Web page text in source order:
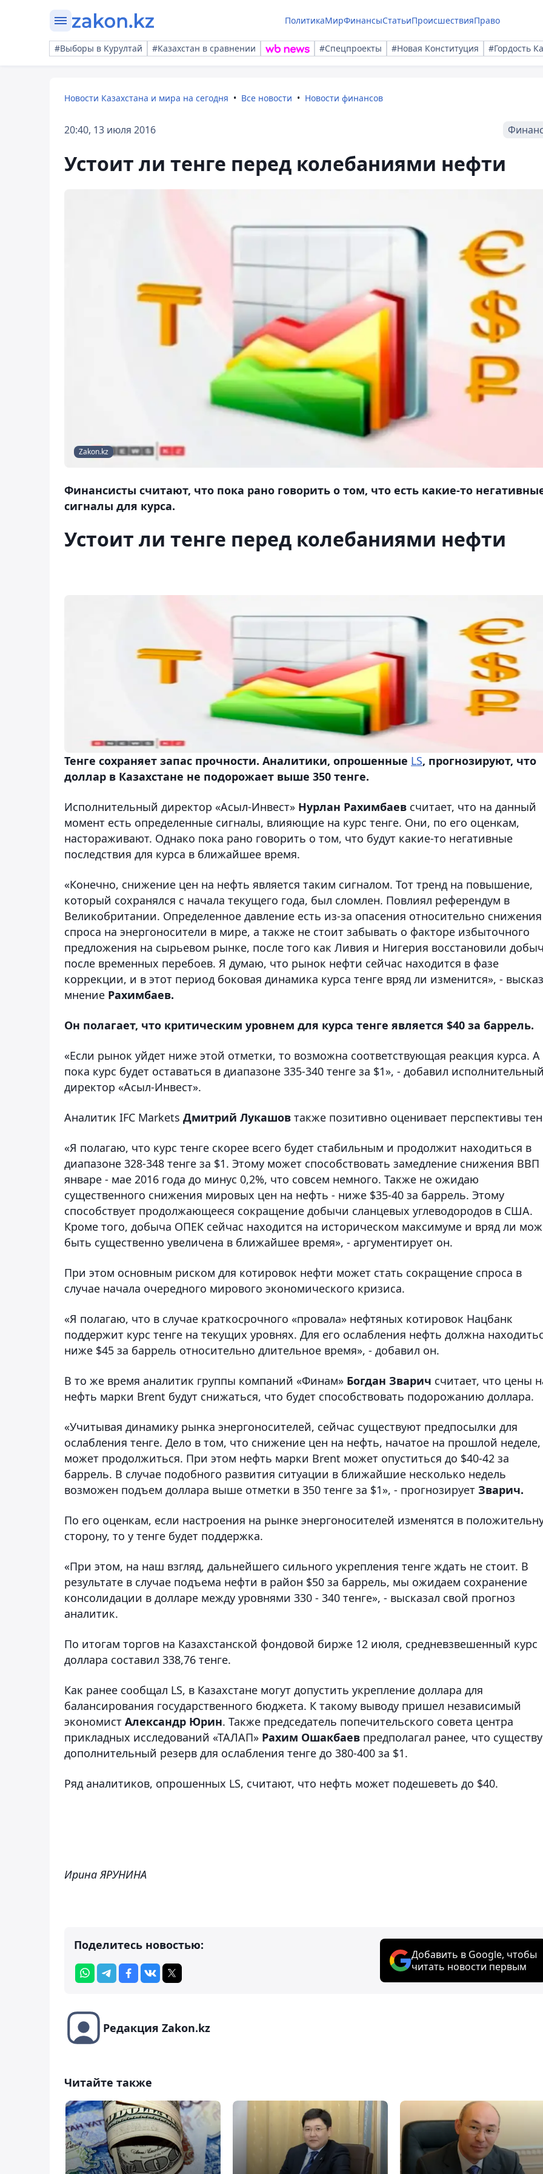
ПолитикаМирФинансыСтатьиПроисшествияПраво
#Выборы в Курултай #Казахстан в сравнении #Спецпроекты #Новая Конституция #Гордость
Новости Казахстана и мира на сегодня Все новости Новости финансов
20:40, 13 июля 2016
Устоит ли тенге перед колебаниями нефти
Zakon.kz
Финансисты считают, что пока рано говорить о том, что есть какие-то
сигналы для курса.
Устоит ли тенге перед колебаниями нефти
Тенге сохраняет запас прочности. Аналитики, опрошенные LS, прогнозируют, что
доллар в Казахстане не подорожает выше 350 тенге.
Исполнительный директор «Асыл-Инвест» Нурлан Рахимбаев считает, что на данный
момент есть определенные сигналы, влияющие на курс тенге. Они, по его оценкам,
настораживают. Однако пока рано говорить о том, что будут какие-то негативные
последствия для курса в ближайшее время.
«Конечно, снижение цен на нефть является таким сигналом. Тот тренд на повышение,
который сохранялся с начала текущего года, был сломлен. Повлиял референдум в
Великобритании. Определенное давление есть из-за опасения относительно снижения
спроса на энергоносители в мире, а также не стоит забывать о факторе избыточного
предложения на сырьевом рынке, после того как Ливия и Нигерия восстановили
после временных перебоев. Я думаю, что рынок нефти сейчас находится в фазе
коррекции, и в этот период боковая динамика курса тенге вряд ли изменится», -
мнение Рахимбаев.
Он полагает, что критическим уровнем для курса тенге является $40 за баррель.
«Если рынок уйдет ниже этой отметки, то возможна соответствующая реакция курса. А
пока курс будет оставаться в диапазоне 335-340 тенге за $1», - добавил
директор «Асыл-Инвест».
Аналитик IFC Markets Дмитрий Лукашов также позитивно оценивает перспективы
«Я полагаю, что курс тенге скорее всего будет стабильным и продолжит находиться в
диапазоне 328-348 тенге за $1. Этому может способствовать замедление снижения ВВП
январе - мае 2016 года до минус 0,2%, что совсем немного. Также не ожидаю
существенного снижения мировых цен на нефть - ниже $35-40 за баррель. Этому
способствует продолжающееся сокращение добычи сланцевых углеводородов в США.
Кроме того, добыча ОПЕК сейчас находится на историческом максимуме и вряд ли
быть существенно увеличена в ближайшее время», - аргументирует он.
При этом основным риском для котировок нефти может стать сокращение спроса в
случае начала очередного мирового экономического кризиса.
«Я полагаю, что в случае краткосрочного «провала» нефтяных котировок Нацбанк
поддержит курс тенге на текущих уровнях. Для его ослабления нефть должна
ниже $45 за баррель относительно длительное время», - добавил он.
В то же время аналитик группы компаний «Финам» Богдан Зварич считает, что цены
нефть марки Brent будут снижаться, что будет способствовать подорожанию доллара.
«Учитывая динамику рынка энергоносителей, сейчас существуют предпосылки для
ослабления тенге. Дело в том, что снижение цен на нефть, начатое на прошлой неделе,
может продолжиться. При этом нефть марки Brent может опуститься до $40-42 за
баррель. В случае подобного развития ситуации в ближайшие несколько недель
возможен подъем доллара выше отметки в 350 тенге за $1», - прогнозирует Зварич.
По его оценкам, если настроения на рынке энергоносителей изменятся в
сторону, то у тенге будет поддержка.
«При этом, на наш взгляд, дальнейшего сильного укрепления тенге ждать не стоит. В
результате в случае подъема нефти в район $50 за баррель, мы ожидаем сохранение
консолидации в долларе между уровнями 330 - 340 тенге», - высказал свой прогноз
аналитик.
По итогам торгов на Казахстанской фондовой бирже 12 июля, средневзвешенный курс
доллара составил 338,76 тенге.
Как ранее сообщал LS, в Казахстане могут допустить укрепление доллара для
балансирования государственного бюджета. К такому выводу пришел независимый
экономист Александр Юрин. Также председатель попечительского совета центра
прикладных исследований «ТАЛАП» Рахим Ошакбаев предполагал ранее, что
дополнительный резерв для ослабления тенге до 380-400 за $1.
Ряд аналитиков, опрошенных LS, считают, что нефть может подешеветь до $40.
Ирина ЯРУНИНА
Поделитесь новостью:
Добавить в Google, чтобы
читать новости первым
Редакция Zakon.kz
Читайте также